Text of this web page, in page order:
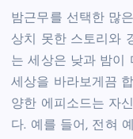
밤근무를 선택한 많
상치 못한 스토리와
는 세상은 낮과 밤이
세상을 바라보게끔
양한 에피소드는 자
다. 예를 들어, 전혀